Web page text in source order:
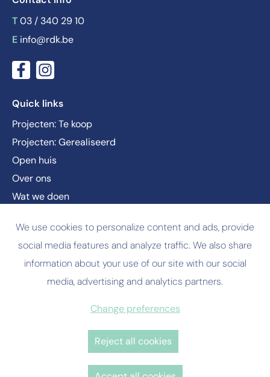
T 03 / 340 29 10
E info@rdk.be
Quick links
Projecten: Te koop
Projecten: Gerealiseerd
Open huis
Over ons
Wat we doen
Vacatures
Contact
Website by Brandle
We use cookies to personalize content and ads, provide
social media features and analyze traffic. We also share
information about your use of our site with our social
media, advertising and analytics partners.
Change preferences
Reject all cookies